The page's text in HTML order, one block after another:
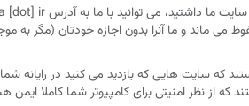
می ماند و ما آنرا بدون اجازه خودتان (مگر به
که سایت هایی که بازدید می کنید در رایانه
که از نظر امنیتی برای کامپیوتر شما کاملا ایمن